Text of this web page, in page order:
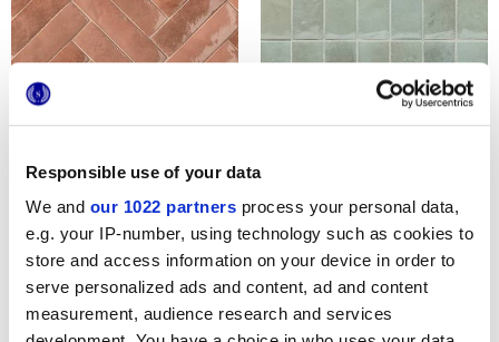
Responsible use of your data
We and our 1022 partners process your personal data,
e.g. your IP-number, using technology such as cookies to
store and access information on your device in order to
serve personalized ads and content, ad and content
measurement, audience research and services
MINIATURE SODA ROSA
CORALLO